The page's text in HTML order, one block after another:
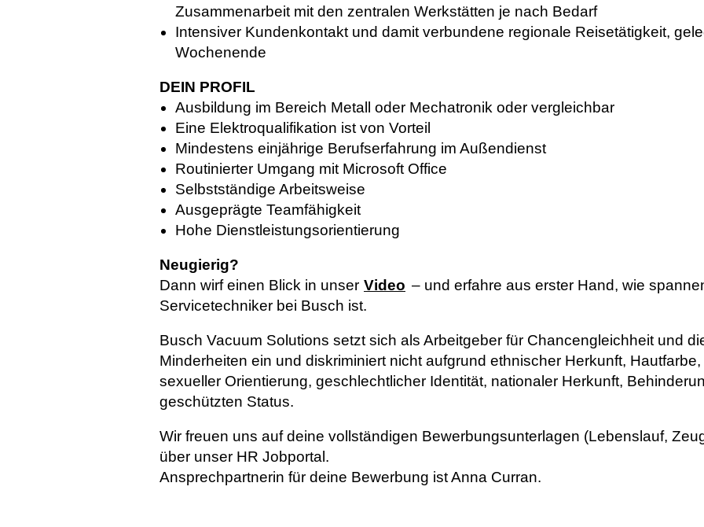
Zusammenarbeit mit den zentralen Werkstätten je nach Bedarf
Intensiver Kundenkontakt und damit verbundene regionale Reisetätigkeit,
Wochenende
DEIN PROFIL
Ausbildung im Bereich Metall oder Mechatronik oder vergleichbar
Eine Elektroqualifikation ist von Vorteil
Mindestens einjährige Berufserfahrung im Außendienst
Routinierter Umgang mit Microsoft Office
Selbstständige Arbeitsweise
Ausgeprägte Teamfähigkeit
Hohe Dienstleistungsorientierung
Neugierig?
Dann wirf einen Blick in unser Video – und erfahre aus erster Hand, wie
Servicetechniker bei Busch ist.
Busch Vacuum Solutions setzt sich als Arbeitgeber für Chancengleichheit und
Minderheiten ein und diskriminiert nicht aufgrund ethnischer Herkunft,
sexueller Orientierung, geschlechtlicher Identität, nationaler Herkunft,
geschützten Status.
Wir freuen uns auf deine vollständigen Bewerbungsunterlagen (Lebenslauf,
über unser HR Jobportal.
Ansprechpartnerin für deine Bewerbung ist Anna Curran.